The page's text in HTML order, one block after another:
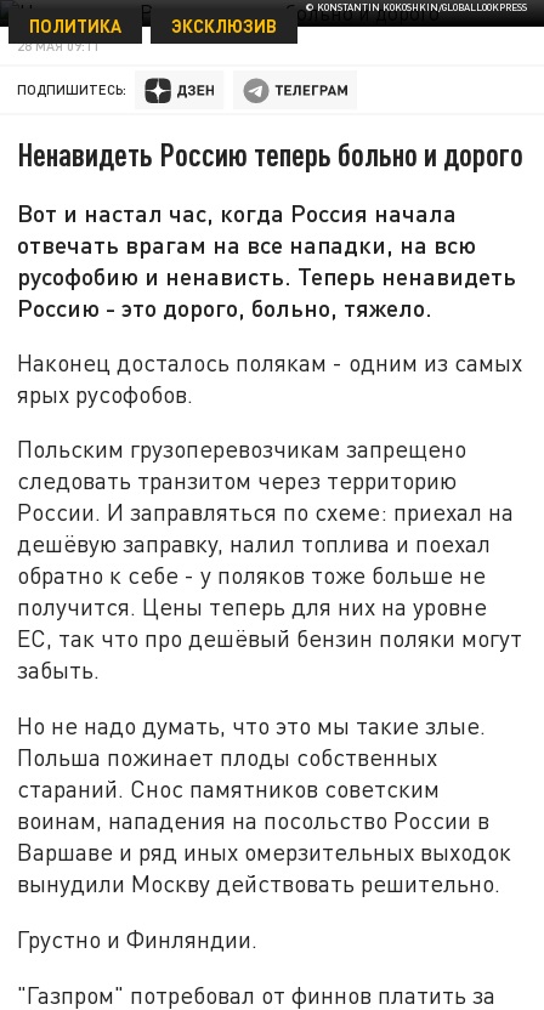
© KONSTANTIN KOKOSHKIN/GLOBALLOOKPRESS
ПОЛИТИКА ЭКСКЛЮЗИВ
28 МАЯ 09:11
ПОДПИШИТЕСЬ:
Ненавидеть Россию теперь больно и дорого
Вот и настал час, когда Россия начала
отвечать врагам на все нападки, на всю
русофобию и ненависть. Теперь ненавидеть
Россию - это дорого, больно, тяжело.
Наконец досталось полякам - одним из самых
ярых русофобов.
Польским грузоперевозчикам запрещено
следовать транзитом через территорию
России. И заправляться по схеме: приехал на
дешёвую заправку, налил топлива и поехал
обратно к себе - у поляков тоже больше не
получится. Цены теперь для них на уровне
ЕС, так что про дешёвый бензин поляки могут
забыть.
Но не надо думать, что это мы такие злые.
Польша пожинает плоды собственных
стараний. Снос памятников советским
воинам, нападения на посольство России в
Варшаве и ряд иных омерзительных выходок
вынудили Москву действовать решительно.
Грустно и Финляндии.
"Газпром" потребовал от финнов платить за